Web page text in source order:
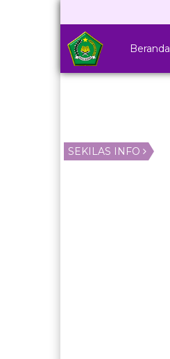
Beranda
SEKILAS INFO